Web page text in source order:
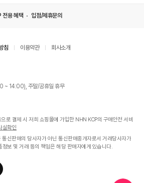
전용 혜택 입점/제휴문의
침 이용약관 회사소개
~ 14:00), 주말/공휴일 휴무
논현빌딩 (대표이사 : 문인식)
울 서초 - 1268호
서비스(바바더닷컴)
2027.07.16
로 결제 시 저희 쇼핑몰에 가입한 NHN KCP의 구매안전 서비
실확인
신판매의 당사자가 아닌 통신판매중개자로서 거래당사자가
보 및 거래 등의 책임은 해당 판매자에게 있습니다.